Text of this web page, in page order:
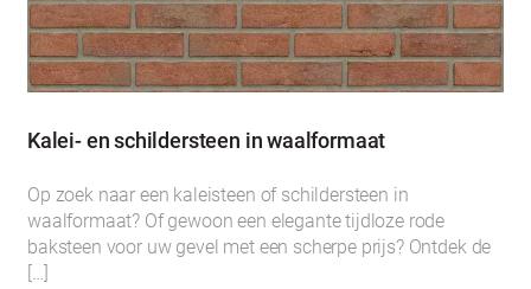
Kalei- en schildersteen in waalformaat
Op zoek naar een kaleisteen of schildersteen in
waalformaat? Of gewoon een elegante tijdloze rode
baksteen voor uw gevel met een scherpe prijs? Ontdek de
[…]